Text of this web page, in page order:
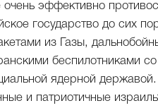
эффективно
государство до сих
из Газы,
беспилотниками
ядерной
и патриотичные